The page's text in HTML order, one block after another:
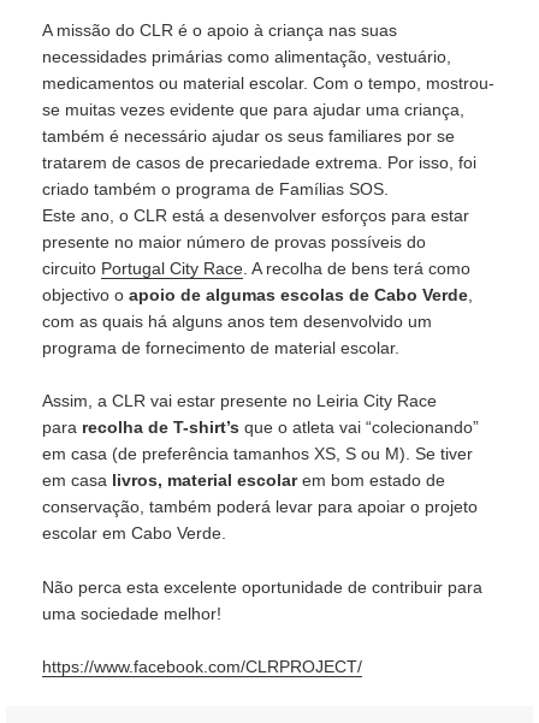
A missão do CLR é o apoio à criança nas suas
necessidades primárias como alimentação, vestuário,
medicamentos ou material escolar. Com o tempo, mostrou-
se muitas vezes evidente que para ajudar uma criança,
também é necessário ajudar os seus familiares por se
tratarem de casos de precariedade extrema. Por isso, foi
criado também o programa de Famílias SOS.
Este ano, o CLR está a desenvolver esforços para estar
presente no maior número de provas possíveis do
circuito Portugal City Race . A recolha de bens terá como
objectivo o apoio de algumas escolas de Cabo Verde
com as quais há alguns anos tem desenvolvido um
programa de fornecimento de material escolar.
Assim, a CLR vai estar presente no Leiria City Race
para recolha de T-shirt’s que o atleta vai “colecionando”
em casa (de preferência tamanhos XS, S ou M). Se tiver
em casa livros, material escolarem bom estado de
conservação, também poderá levar para apoiar o projeto
escolar em Cabo Verde.
Não perca esta excelente oportunidade de contribuir para
uma sociedade melhor!
https://www.facebook.com/CLRPROJECT/